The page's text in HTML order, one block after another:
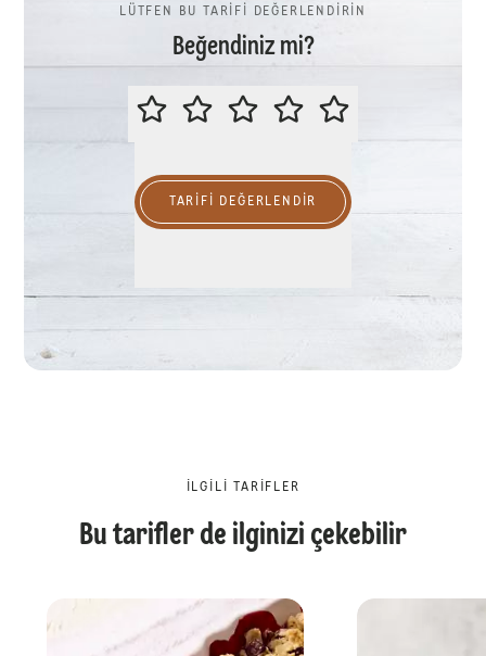
LÜTFEN BU TARİFİ DEĞERLENDİRİN
Beğendiniz mi?
LÜTFEN BU TARİFİ
TARIFI DEĞERLENDİR
İLGILI TARIFLER
Bu tarifler de ilginizi çekebilir